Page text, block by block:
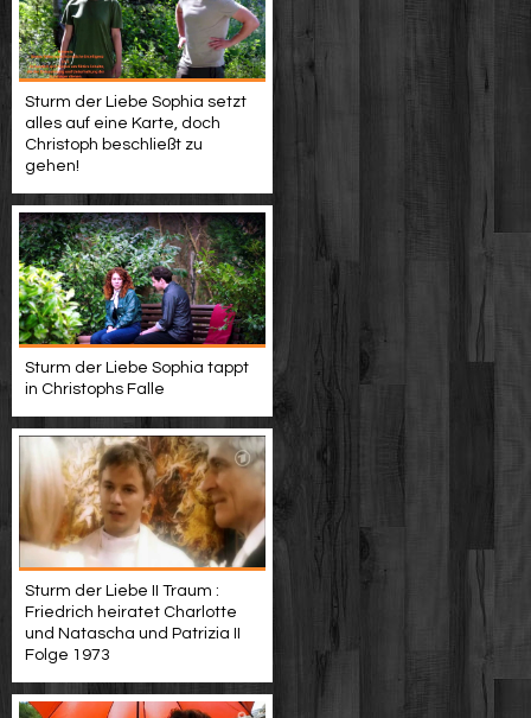
Sturm der Liebe Sophia setzt
alles auf eine Karte, doch
Christoph beschließt zu
gehen!
Sturm der Liebe Sophia tappt
in Christophs Falle
Sturm der Liebe II Traum :
Friedrich heiratet Charlotte
und Natascha und Patrizia II
Folge 1973